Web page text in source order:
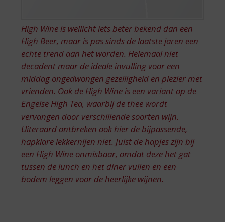
High Wine is wellicht iets beter bekend dan een
High Beer, maar is pas sinds de laatste jaren een
echte trend aan het worden. Helemaal niet
decadent maar de ideale invulling voor een
middag ongedwongen gezelligheid en plezier met
vrienden. Ook de High Wine is een variant op de
Engelse High Tea, waarbij de thee wordt
vervangen door verschillende soorten wijn.
Uiteraard ontbreken ook hier de bijpassende,
hapklare lekkernijen niet. Juist de hapjes zijn bij
een High Wine onmisbaar, omdat deze het gat
tussen de lunch en het diner vullen en een
bodem leggen voor de heerlijke wijnen.